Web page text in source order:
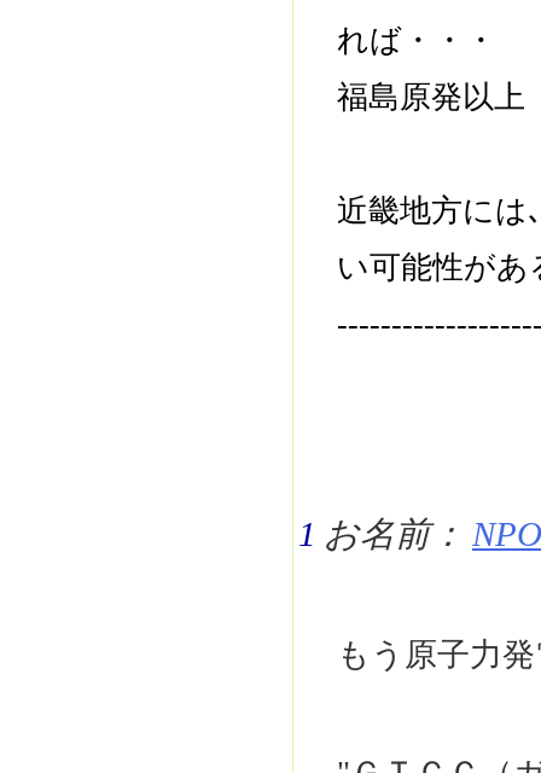
れば・・・
福島原発以
近畿地方に
い可能性があ
1 お名前：
もう原子力